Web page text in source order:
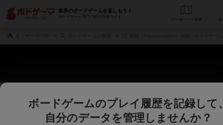
世界のボードゲームを楽しもう！
ボードゲーム専門の総合情報サイト
データベース
じっくり表示 さくさく表示
ボードゲームのプレイ履歴を記録して、
自分のデータを管理しませんか？